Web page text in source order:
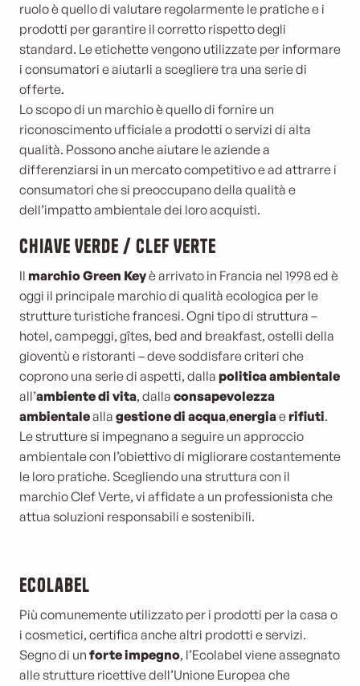
ruolo è quello di valutare regolarmente le pratiche e i
prodotti per garantire il corretto rispetto degli
standard. Le etichette vengono utilizzate per informare
i consumatori e aiutarli a scegliere tra una serie di
offerte.
Lo scopo di un marchio è quello di fornire un
riconoscimento ufficiale a prodotti o servizi di alta
qualità. Possono anche aiutare le aziende a
differenziarsi in un mercato competitivo e ad attrarre i
consumatori che si preoccupano della qualità e
dell’impatto ambientale dei loro acquisti.
Chiave Verde / Clef Verte
Il marchio Green Keyè arrivato in Francia nel 1998 ed è
oggi il principale marchio di qualità ecologica per le
strutture turistiche francesi. Ogni tipo di struttura –
hotel, campeggi, gîtes, bed and breakfast, ostelli della
gioventù e ristoranti – deve soddisfare criteri che
coprono una serie di aspetti, dalla politica ambientale
all’ambiente di vita, dalla consapevolezza
ambientalealla gestione di acqua,energiae rifiuti.
Le strutture si impegnano a seguire un approccio
ambientale con l’obiettivo di migliorare costantemente
le loro pratiche. Scegliendo una struttura con il
marchio Clef Verte, vi affidate a un professionista che
attua soluzioni responsabili e sostenibili.
Ecolabel
Più comunemente utilizzato per i prodotti per la casa o
i cosmetici, certifica anche altri prodotti e servizi.
Segno di un forte impegno, l’Ecolabel viene assegnato
alle strutture ricettive dell’Unione Europea che